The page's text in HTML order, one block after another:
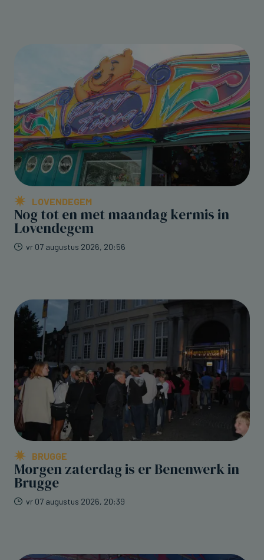
LOVENDEGEM
Nog tot en met maandag kermis in
Lovendegem
vr 07 augustus 2026, 20:56
BRUGGE
Morgen zaterdag is er Benenwerk in
Brugge
vr 07 augustus 2026, 20:39